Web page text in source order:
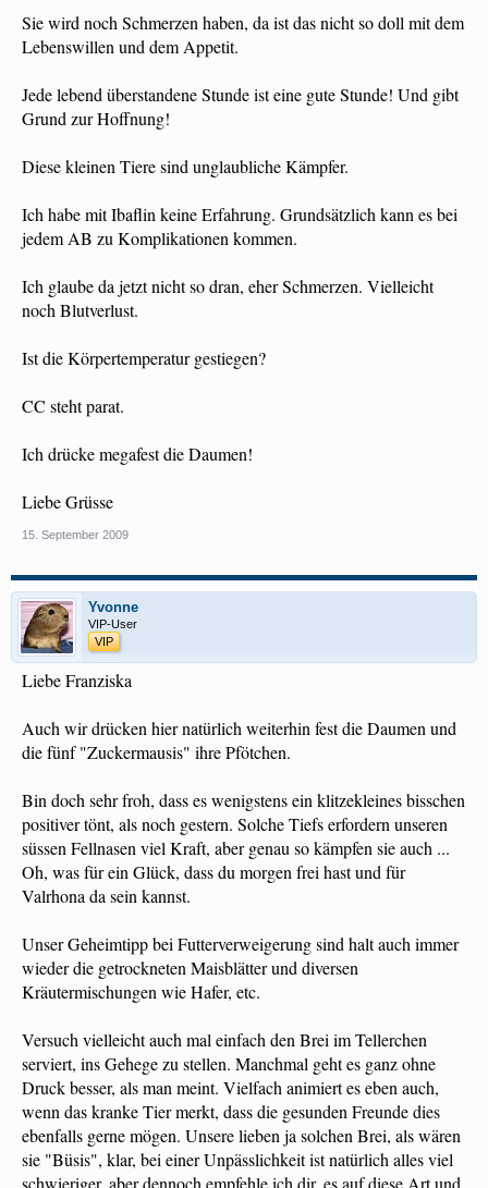
Sie wird noch Schmerzen haben, da ist das nicht so doll mit dem
Lebenswillen und dem Appetit.
Jede lebend überstandene Stunde ist eine gute Stunde! Und gibt
Grund zur Hoffnung!
Diese kleinen Tiere sind unglaubliche Kämpfer.
Ich habe mit Ibaflin keine Erfahrung. Grundsätzlich kann es bei
jedem AB zu Komplikationen kommen.
Ich glaube da jetzt nicht so dran, eher Schmerzen. Vielleicht
noch Blutverlust.
Ist die Körpertemperatur gestiegen?
CC steht parat.
Ich drücke megafest die Daumen!
Liebe Grüsse
15. September 2009
Yvonne
VIP-User
VIP
Liebe Franziska
Auch wir drücken hier natürlich weiterhin fest die Daumen und
die fünf "Zuckermausis" ihre Pfötchen.
Bin doch sehr froh, dass es wenigstens ein klitzekleines bisschen
positiver tönt, als noch gestern. Solche Tiefs erfordern unseren
süssen Fellnasen viel Kraft, aber genau so kämpfen sie auch ...
Oh, was für ein Glück, dass du morgen frei hast und für
Valrhona da sein kannst.
Unser Geheimtipp bei Futterverweigerung sind halt auch immer
wieder die getrockneten Maisblätter und diversen
Kräutermischungen wie Hafer, etc.
Versuch vielleicht auch mal einfach den Brei im Tellerchen
serviert, ins Gehege zu stellen. Manchmal geht es ganz ohne
Druck besser, als man meint. Vielfach animiert es eben auch,
wenn das kranke Tier merkt, dass die gesunden Freunde dies
ebenfalls gerne mögen. Unsere lieben ja solchen Brei, als wären
sie "Büsis", klar, bei einer Unpässlichkeit ist natürlich alles viel
schwieriger, aber dennoch empfehle ich dir, es auf diese Art und